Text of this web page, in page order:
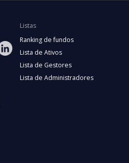
Listas
Ranking de fundos
Lista de Ativos
Lista de Gestores
Lista de Administradores